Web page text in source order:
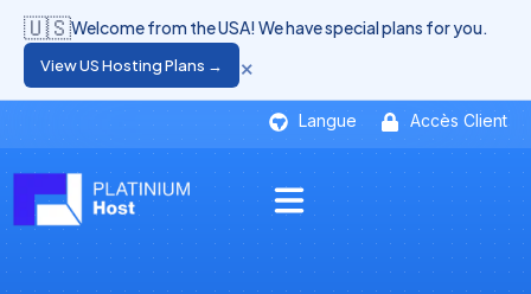
Langue Accès Client
🇺🇸Welcome from the USA! We have special plans for you.
View US Hosting Plans → ×